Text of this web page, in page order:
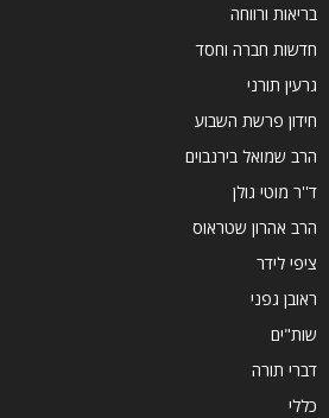
בריאות ורווחה
חדשות חברה וחסד
גרעין תורני
חידון פרשת השבוע
הרב שמואל בירנבוים
ד''ר מוטי גולן
הרב אהרון שטראוס
ציפי לידר
ראובן גפני
שות"ים
דברי תורה
כללי